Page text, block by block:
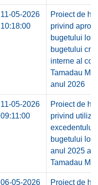
11-05-2026
10:18:00
Proiect de
privind
bugetului
bugetului
interne al
Tamadau
anul 2026
11-05-2026
09:11:00
Proiect de
privind
excedentului
bugetului
anul 2025 al
Tamadau
06-05-2026 Proiect de